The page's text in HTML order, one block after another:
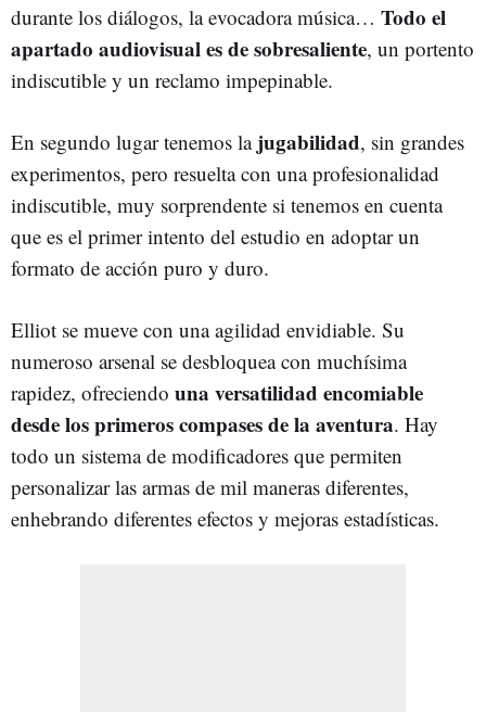
durante los diálogos, la evocadora música… Todo el
apartado audiovisual es de sobresaliente, un portento
indiscutible y un reclamo impepinable.
En segundo lugar tenemos la jugabilidad, sin grandes
experimentos, pero resuelta con una profesionalidad
indiscutible, muy sorprendente si tenemos en cuenta
que es el primer intento del estudio en adoptar un
formato de acción puro y duro.
Elliot se mueve con una agilidad envidiable. Su
numeroso arsenal se desbloquea con muchísima
rapidez, ofreciendo una versatilidad encomiable
desde los primeros compases de la aventura. Hay
todo un sistema de modificadores que permiten
personalizar las armas de mil maneras diferentes,
enhebrando diferentes efectos y mejoras estadísticas.